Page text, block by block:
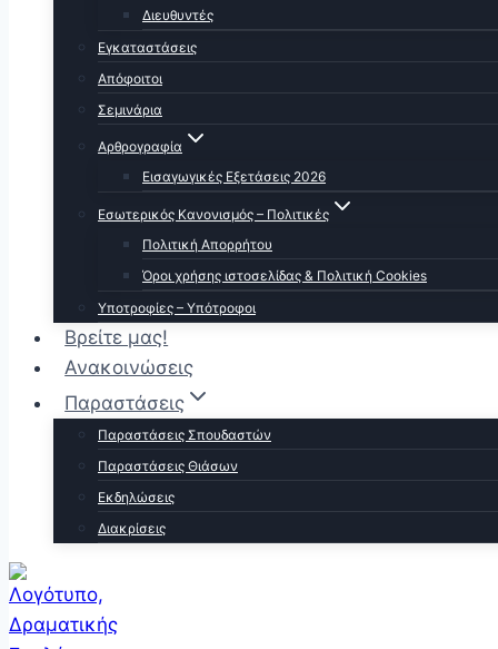
Διευθυντές
Εγκαταστάσεις
Απόφοιτοι
Σεμινάρια
Αρθρογραφία
Εισαγωγικές Εξετάσεις 2026
Εσωτερικός Κανονισμός – Πολιτικές
Πολιτική Απορρήτου
Όροι χρήσης ιστοσελίδας & Πολιτική Cookies
Υποτροφίες – Υπότροφοι
Βρείτε μας!
Ανακοινώσεις
Παραστάσεις
Παραστάσεις Σπουδαστών
Παραστάσεις Θιάσων
Εκδηλώσεις
Διακρίσεις